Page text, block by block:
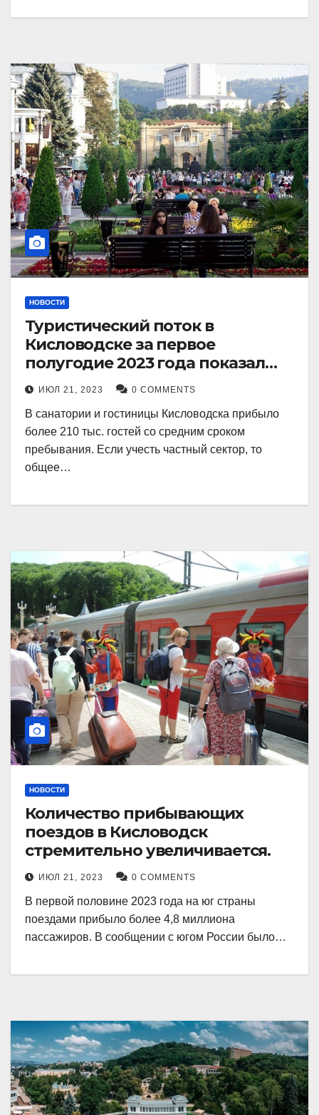
НОВОСТИ
Туристический поток в
Кисловодске за первое
полугодие 2023 года показал
рекордный рост в 21 процент.
ИЮЛ 21, 2023 0 COMMENTS
В санатории и гостиницы Кисловодска прибыло
более 210 тыс. гостей со средним сроком
пребывания. Если учесть частный сектор, то
общее…
НОВОСТИ
Количество прибывающих
поездов в Кисловодск
стремительно увеличивается.
ИЮЛ 21, 2023 0 COMMENTS
В первой половине 2023 года на юг страны
поездами прибыло более 4,8 миллиона
пассажиров. В сообщении с югом России было…